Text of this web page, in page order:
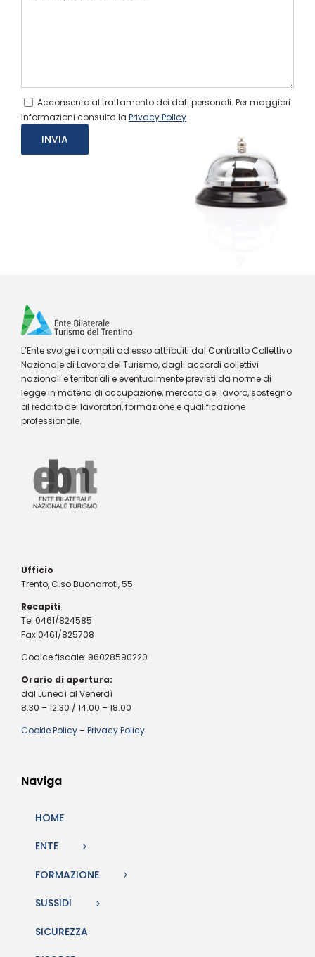
Acconsento al trattamento dei dati personali. Per maggiori
informazioni consulta la Privacy Policy
L’Ente svolge i compiti ad esso attribuiti dal Contratto Collettivo
Nazionale di Lavoro del Turismo, dagli accordi collettivi
nazionali e territoriali e eventualmente previsti da norme di
legge in materia di occupazione, mercato del lavoro, sostegno
al reddito dei lavoratori, formazione e qualificazione
professionale.
Ufficio
Trento, C.so Buonarroti, 55
Recapiti
Tel 0461/824585
Fax 0461/825708
Codice fiscale: 96028590220
Orario di apertura:
dal Lunedì al Venerdì
8.30 – 12.30 / 14.00 – 18.00
Cookie Policy –Privacy Policy
Naviga
HOME
ENTE
FORMAZIONE
SUSSIDI
SICUREZZA